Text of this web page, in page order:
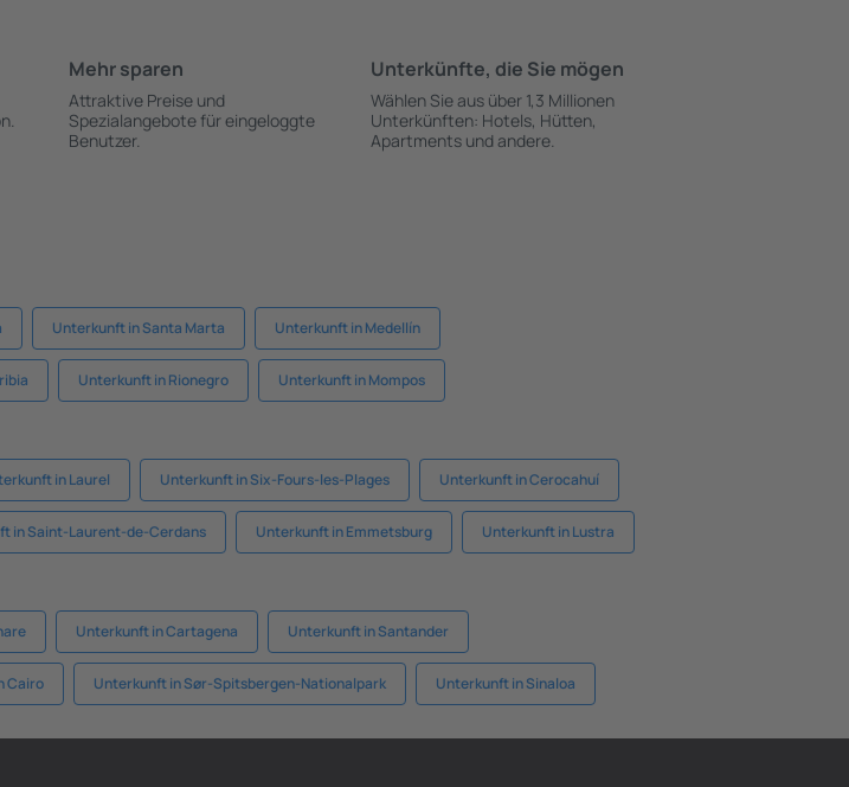
Mehr sparen
Attraktive Preise und
Spezialangebote für eingeloggte
Benutzer.
Unterkünfte, die Sie mögen
Wählen Sie aus über 1,3 Millionen
Unterkünften: Hotels, Hütten,
Apartments und andere.
Unterkunft in Santa Marta Unterkunft in Medellín
Unterkunft in Rionegro Unterkunft in Mompos
in Laurel Unterkunft in Six-Fours-les-Plages Unterkunft in Cerocahuí
in Saint-Laurent-de-Cerdans Unterkunft in Emmetsburg Unterkunft in Lustra
Unterkunft in Cartagena Unterkunft in Santander
Cairo Unterkunft in Sør-Spitsbergen-Nationalpark Unterkunft in Sinaloa